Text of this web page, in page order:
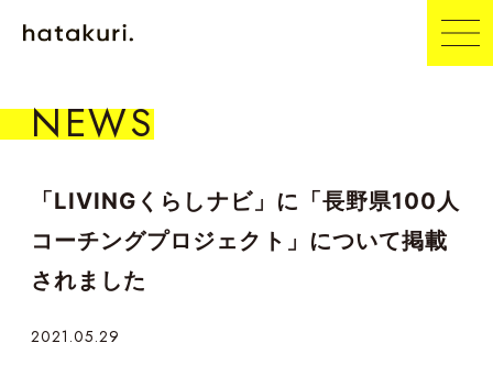
NEWS
「LIVINGくらしナビ」に「長野県100人
コーチングプロジェクト」について掲載
されました
2021.05.29